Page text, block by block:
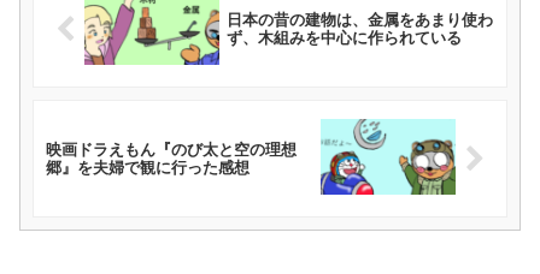
日本の昔の建物は、金属をあまり使わ
ず、木組みを中心に作られている
映画ドラえもん『のび太と空の理想
郷』を夫婦で観に行った感想